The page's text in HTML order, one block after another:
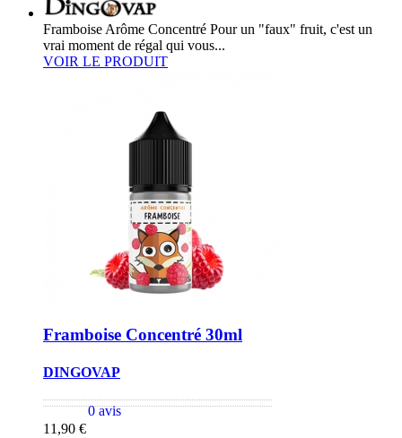
Framboise Arôme Concentré Pour un "faux" fruit, c'est un
vrai moment de régal qui vous...
VOIR LE PRODUIT
Framboise Concentré 30ml
DINGOVAP
0 avis
11,90 €